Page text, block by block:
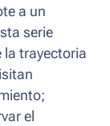
a un
serie
la trayectoria
el